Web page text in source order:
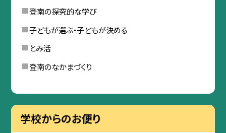
登南の探究的な学び
子どもが選ぶ・子どもが決める
とみ活
登南のなかまづくり
学校からのお便り